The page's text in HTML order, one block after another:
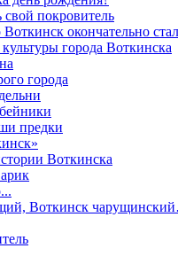
покровитель
окончательно
города Воткинска
города
предки
Воткинска
Воткинск